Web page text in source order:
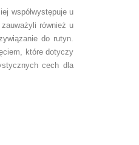
współwystępuje u
również u
do rutyn.
które dotyczy
cech dla